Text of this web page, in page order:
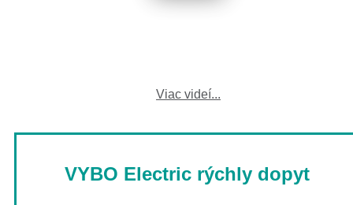
Viac videí...
VYBO Electric rýchly dopyt